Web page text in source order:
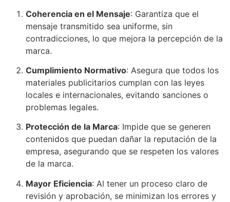
Coherencia en el Mensaje: Garantiza que el
mensaje transmitido sea uniforme, sin
contradicciones, lo que mejora la percepción de la
marca.
Cumplimiento Normativo: Asegura que todos los
materiales publicitarios cumplan con las leyes
locales e internacionales, evitando sanciones o
problemas legales.
Protección de la Marca: Impide que se generen
contenidos que puedan dañar la reputación de la
empresa, asegurando que se respeten los valores
de la marca.
Mayor Eficiencia: Al tener un proceso claro de
revisión y aprobación, se minimizan los errores y